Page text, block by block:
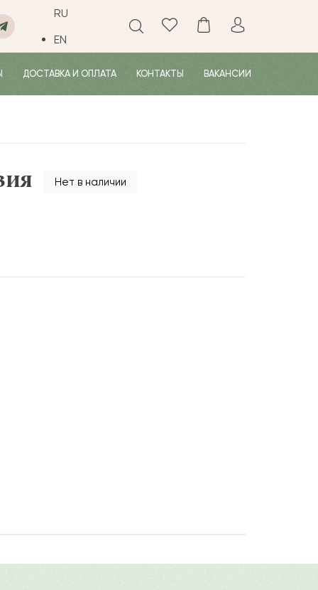
RU
EN
ДОСТАВКА И ОПЛАТА КОНТАКТЫ ВАКАНСИИ
Нет в наличии